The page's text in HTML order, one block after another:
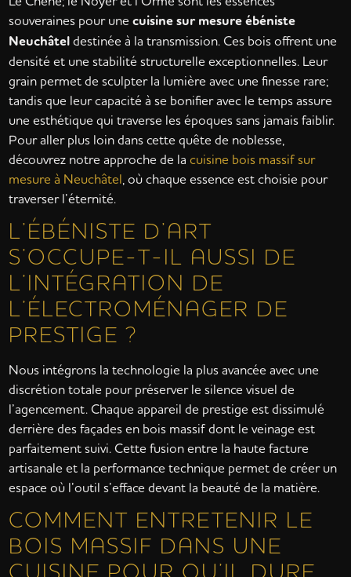
souveraines pour unecuisine sur mesure ébéniste
Neuchâteldestinée à la transmission. Ces bois offrent une
densité et une stabilité structurelle exceptionnelles. Leur
grain permet de sculpter la lumière avec une finesse rare;
tandis que leur capacité à se bonifier avec le temps assure
une esthétique qui traverse les époques sans jamais faiblir.
Pour aller plus loin dans cette quête de noblesse,
découvrez notre approche de lacuisine bois massif sur
mesure à Neuchâtel , où chaque essence est choisie pour
traverser l’éternité.
L’ÉBÉNISTE D’ART
S’OCCUPE-T-IL AUSSI DE
L’INTÉGRATION DE
L’ÉLECTROMÉNAGER DE
PRESTIGE ?
Nous intégrons la technologie la plus avancée avec une
discrétion totale pour préserver le silence visuel de
l’agencement. Chaque appareil de prestige est dissimulé
derrière des façades en bois massif dont le veinage est
parfaitement suivi. Cette fusion entre la haute facture
artisanale et la performance technique permet de créer un
espace où l’outil s’efface devant la beauté de la matière.
COMMENT ENTRETENIR LE
BOIS MASSIF DANS UNE
CUISINE POUR QU’IL DURE